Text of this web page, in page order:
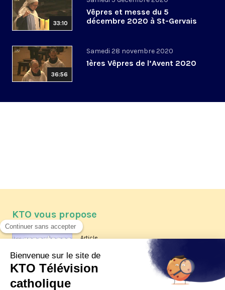
33:10
Vêpres et messe du 5
décembre 2020 à St-Gervais
36:56
Samedi 28 novembre 2020
1ères Vêpres de l’Avent 2020
KTO vous propose
Article
Les reportages d'été 2026 de KTO